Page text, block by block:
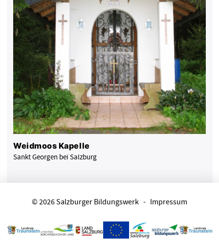
Weidmoos Kapelle
Sankt Georgen bei Salzburg
© 2026 Salzburger Bildungswerk - Impressum